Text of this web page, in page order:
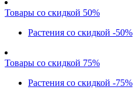
Товары со скидкой 50%
Растения со скидкой -50%
Товары со скидкой 75%
Растения со скидкой -75%